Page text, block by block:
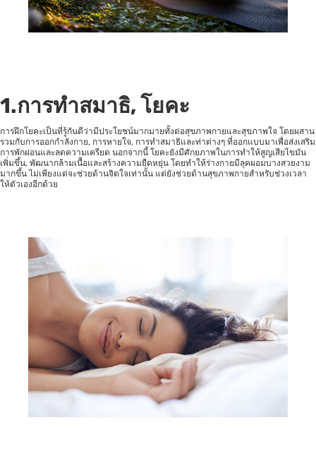
1.การทำสมาธิ, โยคะ
การฝึกโยคะเป็นที่รู้กันดีว่ามีประโยชน์มากมายทั้งต่อสุขภาพกายและสุขภาพใจ โดยผสาน
รวมกับการออกกำลังกาย, การหายใจ, การทำสมาธิและท่าต่างๆ ที่ออกแบบมาเพื่อส่งเสริม
การพักผ่อนและลดความเครียด นอกจากนี้ โยคะยังมีศักยภาพในการทำให้สูญเสียไขมัน
เพิ่มขึ้น, พัฒนากล้ามเนื้อและสร้างความยืดหยุ่น โดยทำให้ร่างกายมีลุคผอมบางสวยงาม
มากขึ้น ไม่เพียงแต่จะช่วยด้านจิตใจเท่านั้น แต่ยังช่วยด้านสุขภาพกายสำหรับช่วงเวลา
ให้ตัวเองอีกด้วย